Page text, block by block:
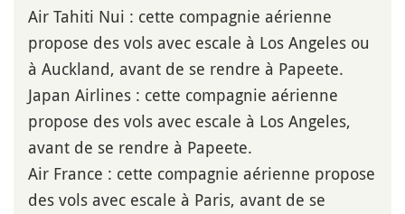
Air Tahiti Nui : cette compagnie aérienne
propose des vols avec escale à Los Angeles ou
à Auckland, avant de se rendre à Papeete.
Japan Airlines : cette compagnie aérienne
propose des vols avec escale à Los Angeles,
avant de se rendre à Papeete.
Air France : cette compagnie aérienne propose
des vols avec escale à Paris, avant de se